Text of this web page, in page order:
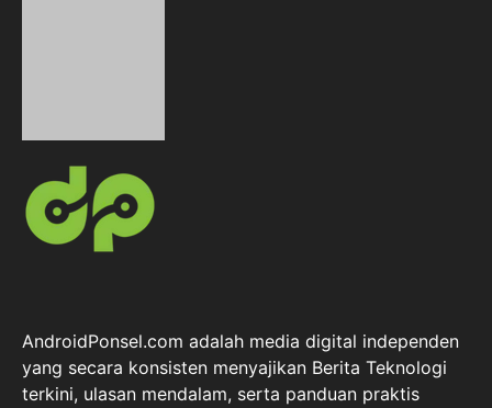
AndroidPonsel.com adalah media digital independen
yang secara konsisten menyajikan Berita Teknologi
terkini, ulasan mendalam, serta panduan praktis